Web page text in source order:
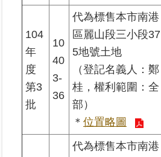
104
年
度
第3
批
10
40
3-
36
代為標售本市南港
區麗山段三小段37
5地號土地
（登記名義人：鄭
桂，權利範圍：全
部）
＊ 位置略圖
代為標售本市南港